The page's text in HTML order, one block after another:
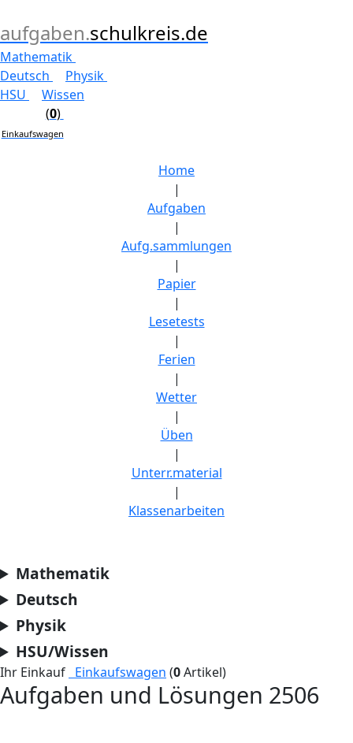
aufgaben.schulkreis.de
Mathematik
Deutsch
Physik
HSU
Wissen
(0)
Einkaufswagen
Home
|
Aufgaben
|
Aufg.sammlungen
|
Papier
|
Lesetests
|
Ferien
|
Wetter
|
Üben
|
Unterr.material
|
Klassenarbeiten
Mathematik
Deutsch
Physik
HSU/Wissen
Ihr Einkauf Einkaufswagen (0Artikel)
Aufgaben und Lösungen 2506